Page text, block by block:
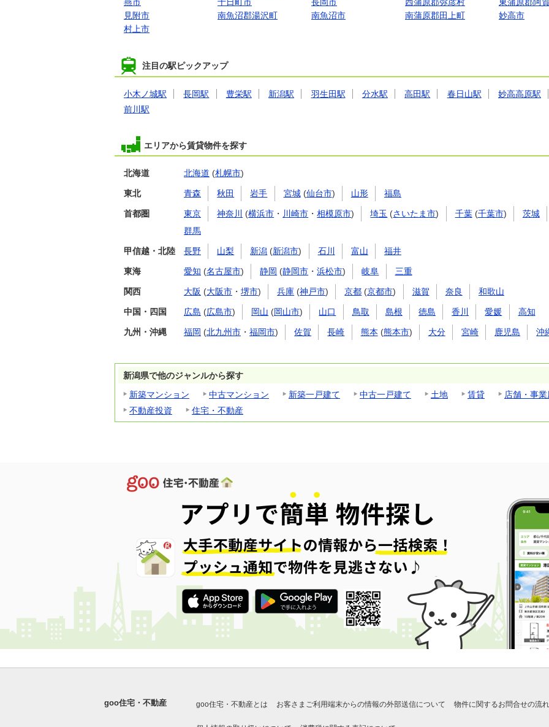
見附市
南魚沼郡湯沢町 南魚沼市 南蒲原郡田上町
妙高市
村上市
注目の駅ピックアップ
小木ノ城駅 長岡駅 豊栄駅 新潟駅 羽生田駅 分水駅 高田駅 春日山駅
妙高高原駅
前川駅
エリアから賃貸物件を探す
北海道 北海道 (札幌市)
東北 青森 秋田 岩手 宮城(仙台市) 山形 福島
首都圏 東京 神奈川 (横浜市 ・ 川崎市 ・相模原市) 埼玉 (さいたま市) 千葉(千葉市)
茨城
群馬
甲信越・北陸 長野 山梨 新潟 (新潟市) 石川 富山 福井
東海 愛知 (名古屋市) 静岡 (静岡市 ・浜松市) 岐阜 三重
関西 大阪 (大阪市 ・ 堺市) 兵庫 (神戸市) 京都 (京都市) 滋賀 奈良 和歌山
中国・四国 広島 (広島市) 岡山 (岡山市) 山口 鳥取 島根 徳島 香川 愛媛 高知
九州・沖縄 福岡 (北九州市 ・ 福岡市) 佐賀 長崎 熊本 (熊本市) 大分 宮崎 鹿児島 沖
新潟県で他のジャンルから探す
新築マンション
中古マンション 新築一戸建て 中古一戸建て 土地 賃貸
店舗・事業
不動産投資
住宅・不動産
goo住宅・不動産 goo住宅・不動産とは お客さまご利用端末からの情報の外部送信について 物件に関するお問合せの流れ